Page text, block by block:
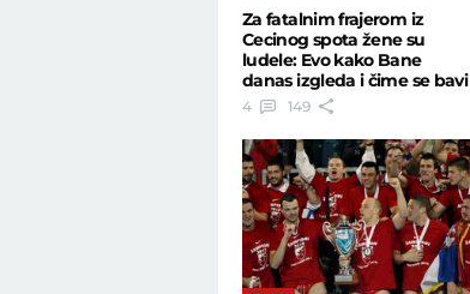
Za fatalnim frajerom iz
Cecinog spota žene su
ludele: Evo kako Bane
danas izgleda i čime se bavi
4 149